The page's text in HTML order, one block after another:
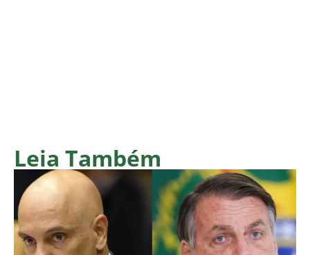
Leia Também